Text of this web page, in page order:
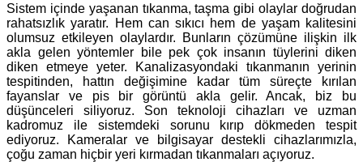
Sistem içinde yaşanan tıkanma, taşma gibi olaylar doğrudan
rahatsızlık yaratır. Hem can sıkıcı hem de yaşam kalitesini
olumsuz etkileyen olaylardır. Bunların çözümüne ilişkin ilk
akla gelen yöntemler bile pek çok insanın tüylerini diken
diken etmeye yeter. Kanalizasyondaki tıkanmanın yerinin
tespitinden, hattın değişimine kadar tüm süreçte kırılan
fayanslar ve pis bir görüntü akla gelir. Ancak, biz bu
düşünceleri siliyoruz. Son teknoloji cihazları ve uzman
kadromuz ile sistemdeki sorunu kırıp dökmeden tespit
ediyoruz. Kameralar ve bilgisayar destekli cihazlarımızla,
çoğu zaman hiçbir yeri kırmadan tıkanmaları açıyoruz.